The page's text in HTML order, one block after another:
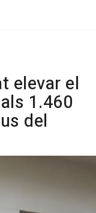
elevar el
1.460
del